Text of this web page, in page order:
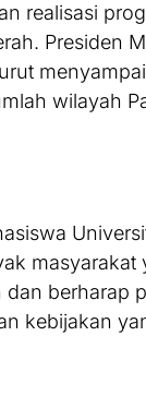
realisasi
Presiden
wilayah
masyarakat
berharap
kebijakan